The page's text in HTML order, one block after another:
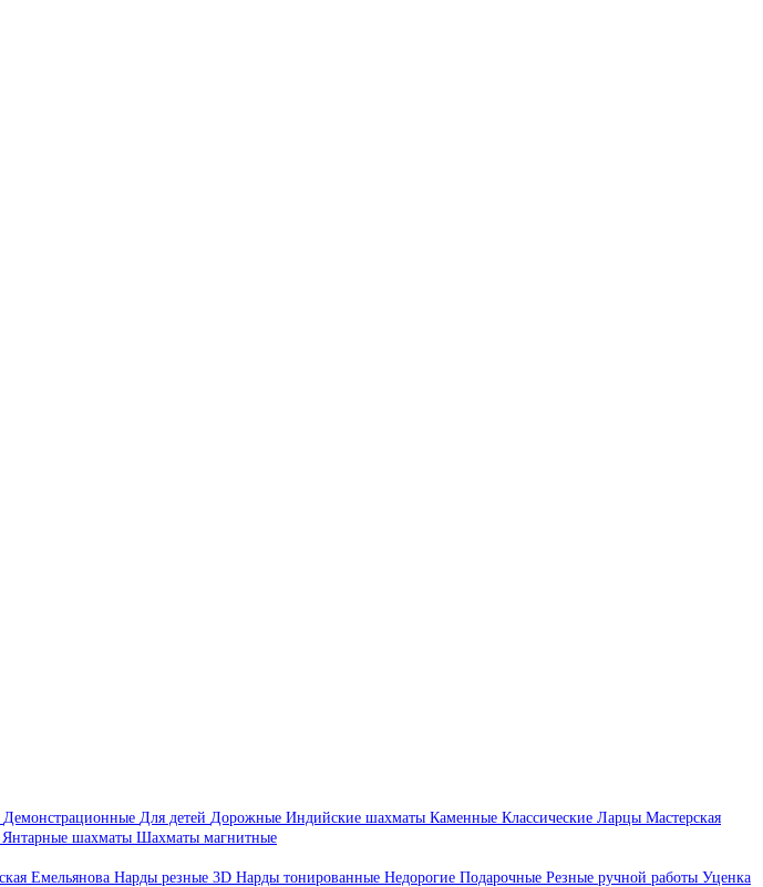
Демонстрационные Для детей Дорожные Индийские шахматы Каменные Классические Ларцы Мастерская
Янтарные шахматы Шахматы магнитные
Емельянова Нарды резные 3D Нарды тонированные Недорогие Подарочные Резные ручной работы Уценка